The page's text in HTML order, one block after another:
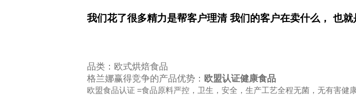
我们花了很多精力是帮客户理清 我们的客户在卖什么， 也就
品类：欧式烘焙食品
格兰娜赢得竞争的产品优势： 欧盟认证健康食品
欧盟食品认证 =食品原料严控，卫生，安全，生产工艺全程无菌，无有害健